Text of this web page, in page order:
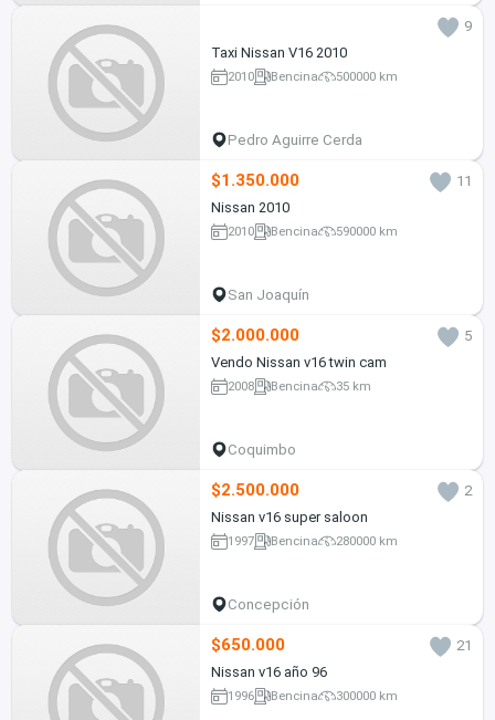
9
Taxi Nissan V16 2010
2010 Bencina 500000 km
Pedro Aguirre Cerda
$1.350.000
11
Nissan 2010
2010 Bencina 590000 km
San Joaquín
$2.000.000
5
Vendo Nissan v16 twin cam
2008 Bencina 35 km
Coquimbo
$2.500.000
2
Nissan v16 super saloon
1997 Bencina 280000 km
Concepción
$650.000
21
Nissan v16 año 96
1996 Bencina 300000 km